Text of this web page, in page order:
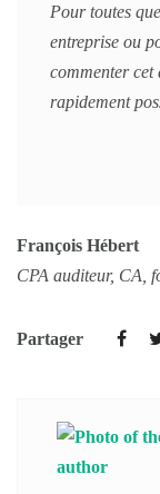
Pour toutes
entreprise ou
commenter
rapidement
François Hébert
CPA auditeur, CA,
Partager